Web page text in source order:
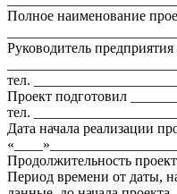
Полное наименование
Руководитель предприятия
тел.
Проект подготовил
тел.
Дата начала реализации
Продолжительность
Период времени от даты,